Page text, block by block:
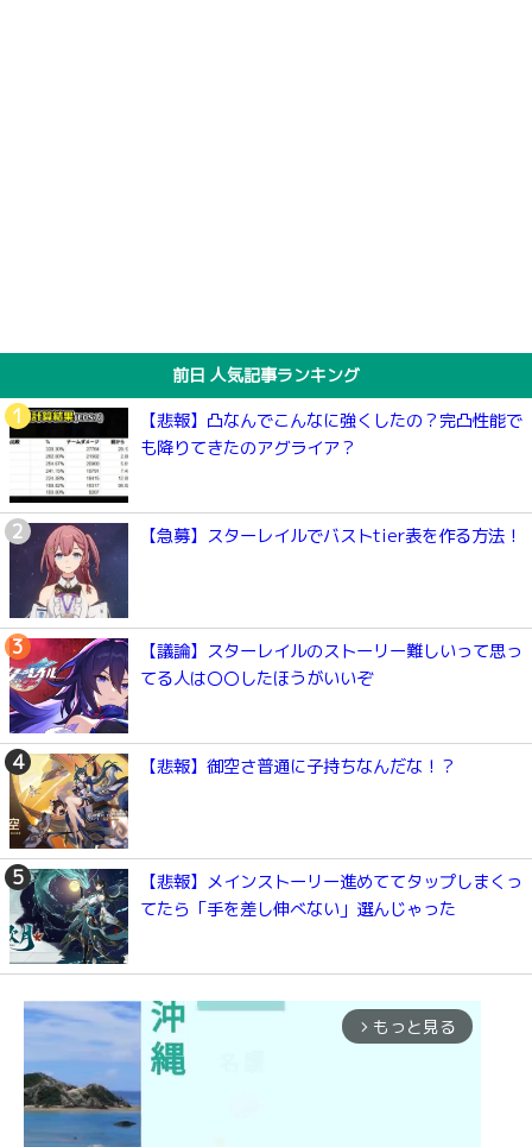
前日 人気記事ランキング
【悲報】凸なんでこんなに強くしたの？完凸性能で
も降りてきたのアグライア？
【急募】スターレイルでバストtier表を作る方法！
【議論】スターレイルのストーリー難しいって思っ
てる人は〇〇したほうがいいぞ
【悲報】御空さ普通に子持ちなんだな！？
【悲報】メインストーリー進めててタップしまくっ
てたら「手を差し伸べない」選んじゃった
arrow_forward_ios もっと見る